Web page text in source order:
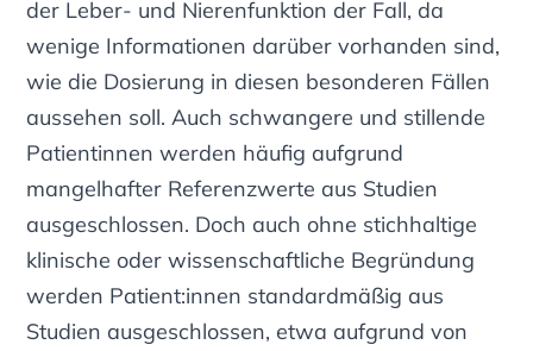
der Leber- und Nierenfunktion der Fall, da
wenige Informationen darüber vorhanden sind,
wie die Dosierung in diesen besonderen Fällen
aussehen soll. Auch schwangere und stillende
Patientinnen werden häufig aufgrund
mangelhafter Referenzwerte aus Studien
ausgeschlossen. Doch auch ohne stichhaltige
klinische oder wissenschaftliche Begründung
werden Patient:innen standardmäßig aus
Studien ausgeschlossen, etwa aufgrund von